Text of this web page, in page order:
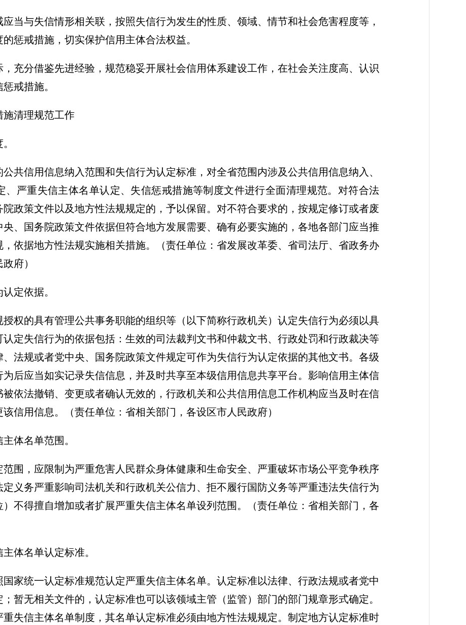
当与失信情形相关联，按照失信行为发生的性质、领域、情节和社会危害程度等，
惩戒措施，切实保护信用主体合法权益。
充分借鉴先进经验，规范稳妥开展社会信用体系建设工作，在社会关注度高、认识
戒措施。
施清理规范工作
共信用信息纳入范围和失信行为认定标准，对全省范围内涉及公共信用信息纳入、
、严重失信主体名单认定、失信惩戒措施等制度文件进行全面清理规范。对符合法
政策文件以及地方性法规规定的，予以保留。对不符合要求的，按规定修订或者废
、国务院政策文件依据但符合地方发展需要、确有必要实施的，各地各部门应当推
依据地方性法规实施相关措施。（责任单位：省发展改革委、省司法厅、省政务办
府）
定依据。
权的具有管理公共事务职能的组织等（以下简称行政机关）认定失信行为必须以具
定失信行为的依据包括：生效的司法裁判文书和仲裁文书、行政处罚和行政裁决等
法规或者党中央、国务院政策文件规定可作为失信行为认定依据的其他文书。各级
后应当如实记录失信信息，并及时共享至本级信用信息共享平台。影响信用主体信
依法撤销、变更或者确认无效的，行政机关和公共信用信息工作机构应当及时在信
该信用信息。（责任单位：省相关部门，各设区市人民政府）
体名单范围。
围，应限制为严重危害人民群众身体健康和生命安全、严重破坏市场公平竞争秩序
义务严重影响司法机关和行政机关公信力、拒不履行国防义务等严重违法失信行为
不得擅自增加或者扩展严重失信主体名单设列范围 。（责任单位：省相关部门，各
体名单认定标准。
家统一认定标准规范认定严重失信主体名单。认定标准以法律、行政法规或者党中
暂无相关文件的，认定标准也可以该领域主管（监管）部门的部门规章形式确定。
失信主体名单制度，其名单认定标准必须由地方性法规规定。制定地方认定标准时